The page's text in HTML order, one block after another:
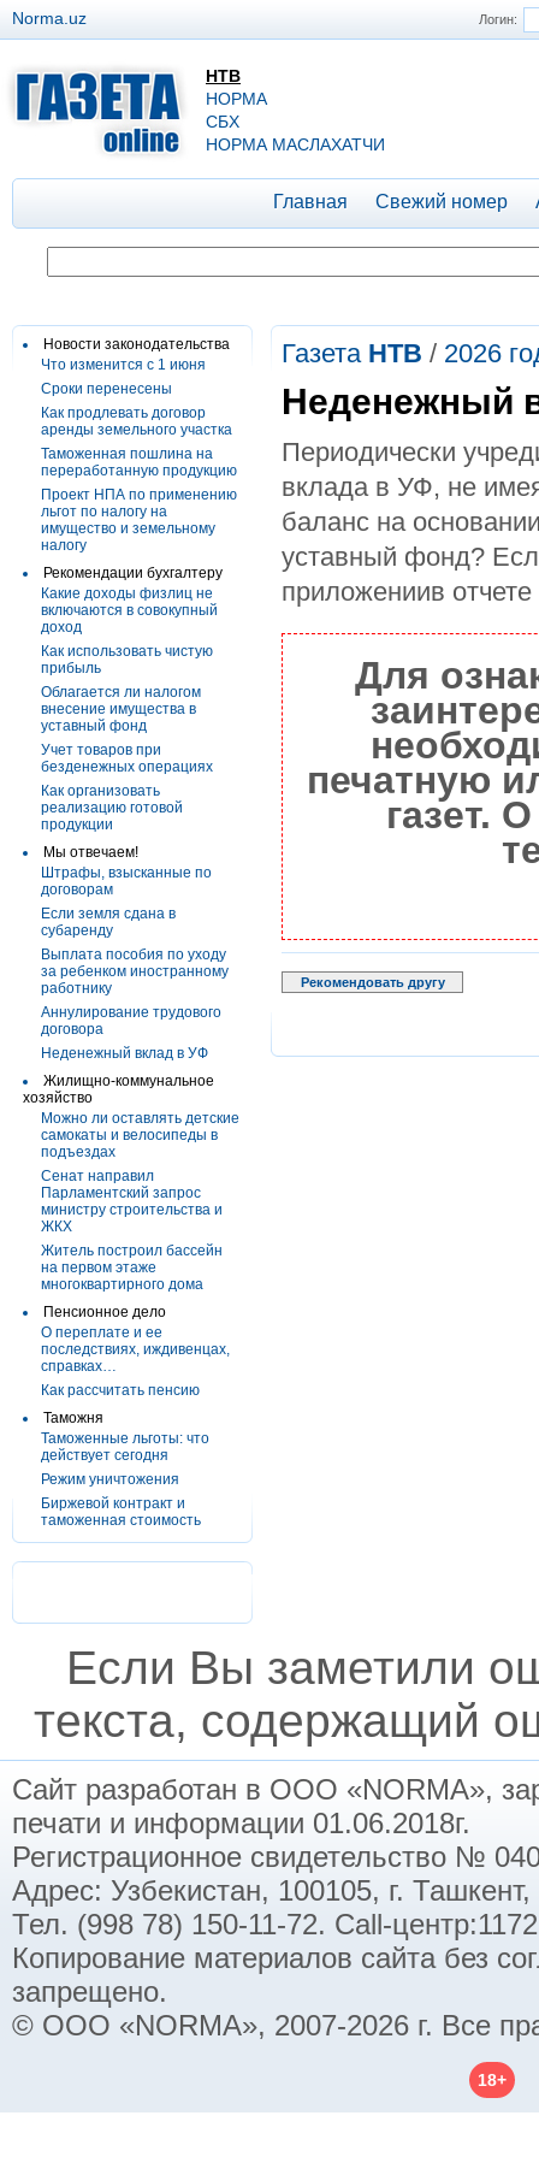
Логин:
Norma.uz
НТВ
НОРМА
СБХ
НОРМА МАСЛАХАТЧИ
Главная Свежий номер
Новости законодательства
Что изменится с 1 июня
Сроки перенесены
Как продлевать договор
аренды земельного участка
Таможенная пошлина на
переработанную продукцию
Проект НПА по применению
льгот по налогу на
имущество и земельному
налогу
Рекомендации бухгалтеру
Какие доходы физлиц не
включаются в совокупный
доход
Как использовать чистую
прибыль
Облагается ли налогом
внесение имущества в
уставный фонд
Учет товаров при
безденежных операциях
Как организовать
реализацию готовой
продукции
Мы отвечаем!
Штрафы, взысканные по
договорам
Если земля сдана в
субаренду
Выплата пособия по уходу
за ребенком иностранному
работнику
Аннулирование трудового
договора
Неденежный вклад в УФ
Жилищно-коммунальное
хозяйство
Можно ли оставлять детские
самокаты и велосипеды в
подъездах
Сенат направил
Парламентский запрос
министру строительства и
ЖКХ
Житель построил бассейн
на первом этаже
многоквартирного дома
Пенсионное дело
О переплате и ее
последствиях, иждивенцах,
справках…
Как рассчитать пенсию
Таможня
Таможенные льготы: что
действует сегодня
Режим уничтожения
Биржевой контракт и
таможенная стоимость
Газета НТВ / 2026
Неденежный
Периодически
вклада в УФ, не
баланс на
уставный фонд?
приложениив
Для
печатную
газет.
Рекомендовать другу
Если Вы заметили
текста, содержащий
Сайт разработан в ООО «NORMA»,
печати и информации 01.06.2018г.
Регистрационное свидетельство №
Адрес: Узбекистан, 100105, г.
Тел. (998 78) 150-11-72. Call-
Копирование материалов сайта без
запрещено.
© ООО «NORMA», 2007-2026 г. Все
18+